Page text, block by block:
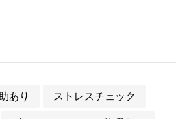
あり ストレスチェック